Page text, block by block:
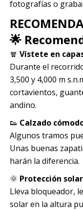
fotografías o
🌟
🧣 Vístete en
Durante el
3,500 y 4,000 m
cortavientos,
andino.
👟 Calzado
Algunos tramos
Unas buenas
harán la diferencia.
🌞 Protección
Lleva bloqueador,
solar en la altura